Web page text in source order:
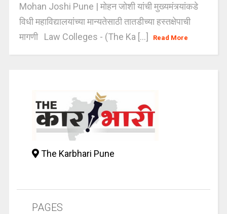
Mohan Joshi Pune | मोहन जोशी यांची मुख्यमंत्र्यांकडे
विधी महाविद्यालयांच्या मान्यतेसाठी तातडीच्या हस्तक्षेपाची
मागणी Law Colleges - (The Ka [...]
Read More
The Karbhari Pune
PAGES